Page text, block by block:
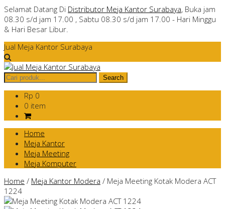
Selamat Datang Di Distributor Meja Kantor Surabaya, Buka jam
08.30 s/d jam 17.00 , Sabtu 08.30 s/d jam 17.00 - Hari Minggu
& Hari Besar Libur.
Jual Meja Kantor Surabaya
Rp 0
0 item
Home
Meja Kantor
Meja Meeting
Meja Komputer
Home / Meja Kantor Modera / Meja Meeting Kotak Modera ACT
1224